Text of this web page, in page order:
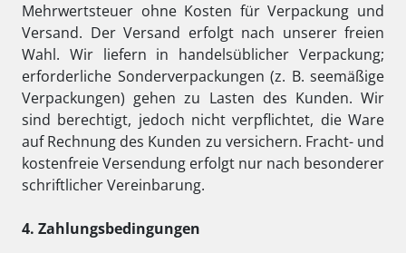
Mehrwertsteuer ohne Kosten für Verpackung und
Versand. Der Versand erfolgt nach unserer freien
Wahl. Wir liefern in handelsüblicher Verpackung;
erforderliche Sonderverpackungen (z. B. seemäßige
Verpackungen) gehen zu Lasten des Kunden. Wir
sind berechtigt, jedoch nicht verpflichtet, die Ware
auf Rechnung des Kunden zu versichern. Fracht- und
kostenfreie Versendung erfolgt nur nach besonderer
schriftlicher Vereinbarung.
4. Zahlungsbedingungen